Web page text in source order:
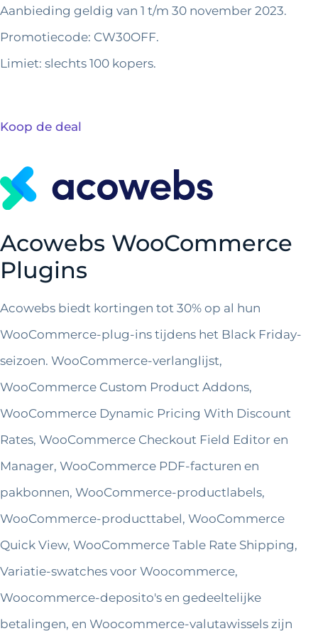
Aanbieding geldig van 1 t/m 30 november 2023.
Promotiecode: CW30OFF.
Limiet: slechts 100 kopers.
Koop de deal
Acowebs WooCommerce
Plugins
Acowebs biedt kortingen tot 30% op al hun
WooCommerce-plug-ins tijdens het Black Friday-
seizoen. WooCommerce-verlanglijst,
WooCommerce Custom Product Addons,
WooCommerce Dynamic Pricing With Discount
Rates, WooCommerce Checkout Field Editor en
Manager, WooCommerce PDF-facturen en
pakbonnen, WooCommerce-productlabels,
WooCommerce-producttabel, WooCommerce
Quick View, WooCommerce Table Rate Shipping,
Variatie-swatches voor Woocommerce,
Woocommerce-deposito's en gedeeltelijke
betalingen, en Woocommerce-valutawissels zijn